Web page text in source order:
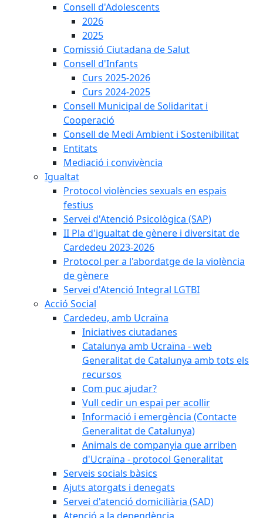
Consell d'Adolescents
2026
2025
Comissió Ciutadana de Salut
Consell d'Infants
Curs 2025-2026
Curs 2024-2025
Consell Municipal de Solidaritat i
Cooperació
Consell de Medi Ambient i Sostenibilitat
Entitats
Mediació i convivència
Igualtat
Protocol violències sexuals en espais
festius
Servei d'Atenció Psicològica (SAP)
II Pla d'igualtat de gènere i diversitat de
Cardedeu 2023-2026
Protocol per a l'abordatge de la violència
de gènere
Servei d'Atenció Integral LGTBI
Acció Social
Cardedeu, amb Ucraïna
Iniciatives ciutadanes
Catalunya amb Ucraïna - web
Generalitat de Catalunya amb tots els
recursos
Com puc ajudar?
Vull cedir un espai per acollir
Informació i emergència (Contacte
Generalitat de Catalunya)
Animals de companyia que arriben
d'Ucraïna - protocol Generalitat
Serveis socials bàsics
Ajuts atorgats i denegats
Servei d'atenció domiciliària (SAD)